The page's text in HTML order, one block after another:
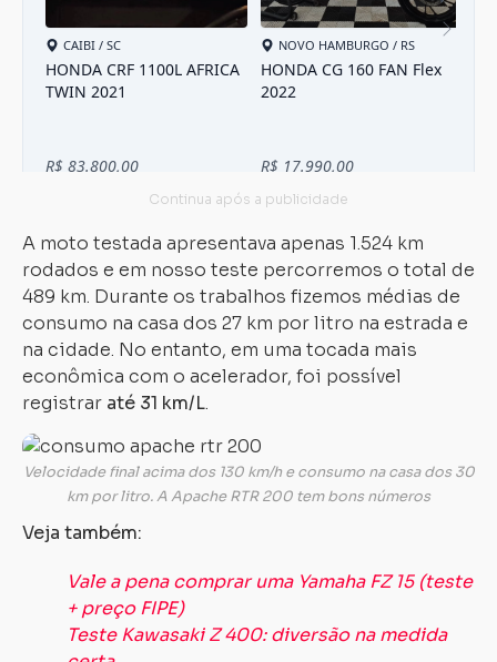
A moto testada apresentava apenas 1.524 km
rodados e em nosso teste percorremos o total de
489 km. Durante os trabalhos fizemos médias de
consumo na casa dos 27 km por litro na estrada e
na cidade. No entanto, em uma tocada mais
econômica com o acelerador, foi possível
registrar até 31 km/L.
Velocidade final acima dos 130 km/h e consumo na casa dos 30
km por litro. A Apache RTR 200 tem bons números
Veja também:
Vale a pena comprar uma Yamaha FZ 15 (teste
+ preço FIPE)
Teste Kawasaki Z 400: diversão na medida